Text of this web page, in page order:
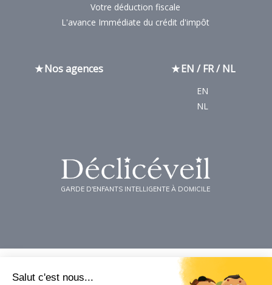
Votre déduction fiscale
L'avance Immédiate du crédit d'impôt
Nos agences EN / FR / NL
EN
NL
GARDE D'ENFANTS INTELLIGENTE À DOMICILE